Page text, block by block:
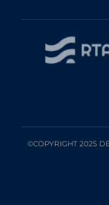
©COPYRIGHT 2025